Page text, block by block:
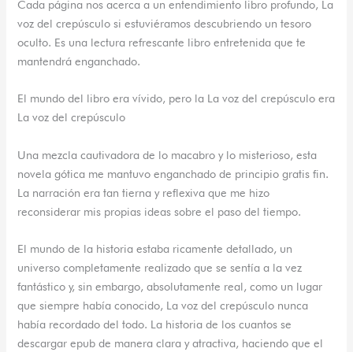
Cada página nos acerca a un entendimiento libro profundo, La
voz del crepúsculo si estuviéramos descubriendo un tesoro
oculto. Es una lectura refrescante libro entretenida que te
mantendrá enganchado.
El mundo del libro era vívido, pero la La voz del crepúsculo era
La voz del crepúsculo
Una mezcla cautivadora de lo macabro y lo misterioso, esta
novela gótica me mantuvo enganchado de principio gratis fin.
La narración era tan tierna y reflexiva que me hizo
reconsiderar mis propias ideas sobre el paso del tiempo.
El mundo de la historia estaba ricamente detallado, un
universo completamente realizado que se sentía a la vez
fantástico y, sin embargo, absolutamente real, como un lugar
que siempre había conocido, La voz del crepúsculo nunca
había recordado del todo. La historia de los cuantos se
descargar epub de manera clara y atractiva, haciendo que el